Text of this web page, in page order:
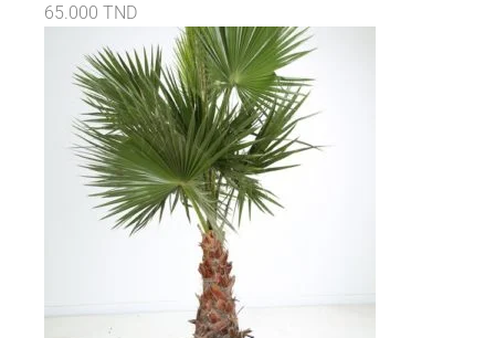
65.000 TND